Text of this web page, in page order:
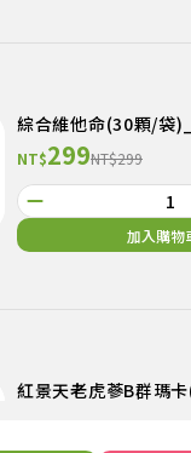
綜合維他命(30顆/袋
NT$299NT$299
加入購物
紅景天老虎蔘B群瑪